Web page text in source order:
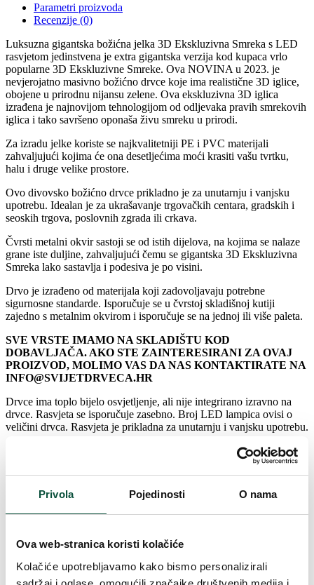
Privola Pojedinosti O nama
Ova web-stranica koristi kolačiće
Kolačiće upotrebljavamo kako bismo personalizirali
Parametri proizvoda
Recenzije (0)
Luksuzna gigantska božićna jelka 3D Ekskluzivna Smreka s LED
rasvjetom jedinstvena je extra gigantska verzija kod kupaca vrlo
popularne 3D Ekskluzivne Smreke. Ova NOVINA u 2023. je
nevjerojatno masivno božićno drvce koje ima realistične 3D iglice,
obojene u prirodnu nijansu zelene. Ova ekskluzivna 3D iglica
izrađena je najnovijom tehnologijom od odljevaka pravih smrekovih
iglica i tako savršeno oponaša živu smreku u prirodi.
Za izradu jelke koriste se najkvalitetniji PE i PVC materijali
zahvaljujući kojima će ona desetljećima moći krasiti vašu tvrtku,
halu i druge velike prostore.
Ovo divovsko božićno drvce prikladno je za unutarnju i vanjsku
upotrebu. Idealan je za ukrašavanje trgovačkih centara, gradskih i
seoskih trgova, poslovnih zgrada ili crkava.
Čvrsti metalni okvir sastoji se od istih dijelova, na kojima se nalaze
grane iste duljine, zahvaljujući čemu se gigantska 3D Ekskluzivna
Smreka lako sastavlja i podesiva je po visini.
Drvo je izrađeno od materijala koji zadovoljavaju potrebne
sigurnosne standarde. Isporučuje se u čvrstoj skladišnoj kutiji
zajedno s metalnim okvirom i isporučuje se na jednoj ili više paleta.
SVE VRSTE IMAMO NA SKLADIŠTU KOD
DOBAVLJAČA. AKO STE ZAINTERESIRANI ZA OVAJ
PROIZVOD, MOLIMO VAS DA NAS KONTAKTIRATE NA
INFO@SVIJETDRVECA.HR
Drvce ima toplo bijelo osvjetljenje, ali nije integrirano izravno na
drvce. Rasvjeta se isporučuje zasebno. Broj LED lampica ovisi o
veličini drvca. Rasvjeta je prikladna za unutarnju i vanjsku upotrebu.
Unikatne 3D iglice smreke prirodne zelene boje
Prikladno za unutarnju i vanjsku upotrebu
Drvo je otporno na vjetar jačine 6 i više
Gigantske dimenzije, 4 do 12 metara
Metalni okvir (ugrađen u dijelovima)
Izrađen od kvalitetnih materijala
Čvrsta kutija za pohranu
Jednostavna montaža
1x besplatan komplet za montažu sa vijcima